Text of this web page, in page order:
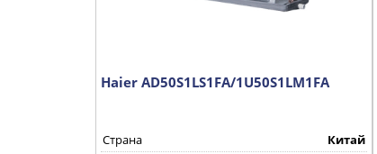
Haier AD50S1LS1FA/1U50S1LM1FA
Страна
Китай